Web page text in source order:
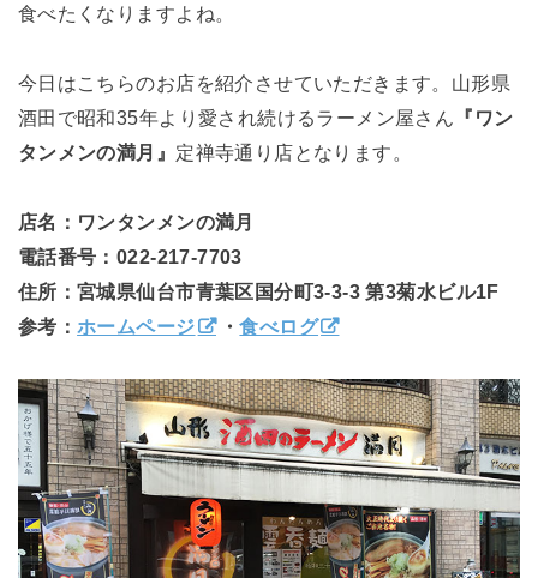
食べたくなりますよね。
今日はこちらのお店を紹介させていただきます。山形県
酒田で昭和35年より愛され続けるラーメン屋さん 『ワン
タンメンの満月』 定禅寺通り店となります。
店名：ワンタンメンの満月
電話番号：022-217-7703
住所：宮城県仙台市青葉区国分町3-3-3 第3菊水ビル1F
参考：ホームページ ・食べログ